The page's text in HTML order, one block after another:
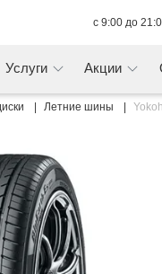
с 9:00 до
Услуги Акции
Летние шины